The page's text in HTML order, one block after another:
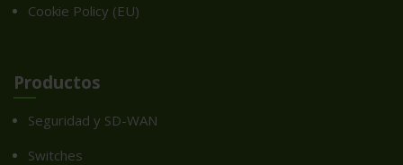
Cookie Policy (EU)
Productos
Seguridad y SD-WAN
Switches